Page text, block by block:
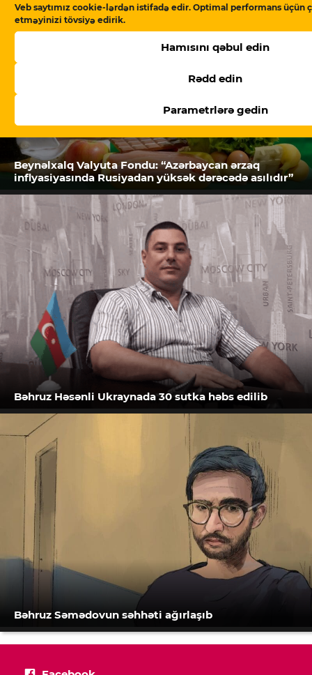
Veb saytımız cookie-lərdən istifadə edir. Optimal performans üçün
etməyinizi tövsiyə edirik.
Hamısını qəbul edin
Rədd edin
Parametrlərə gedin
Beynəlxalq Valyuta Fondu: “Azərbaycan ərzaq
inflyasiyasında Rusiyadan yüksək dərəcədə asılıdır”
Bəhruz Həsənli Ukraynada 30 sutka həbs edilib
Bəhruz Səmədovun səhhəti ağırlaşıb